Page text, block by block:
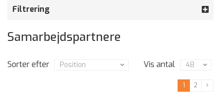
Filtrering
Samarbejdspartnere
Sorter efter Vis antal
1 2